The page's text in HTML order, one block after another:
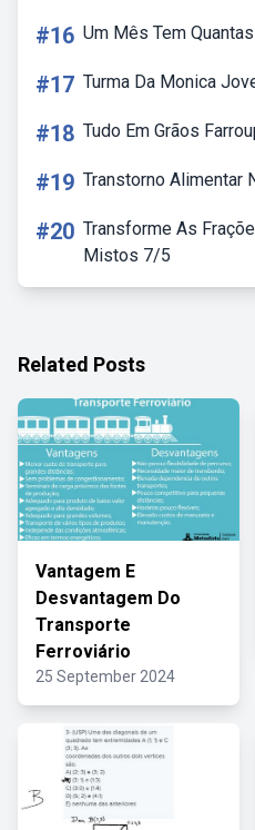
#16 Um Mês Tem
#17 Turma Da Monica
#18 Tudo Em Grãos
#19 Transtorno Alimentar
#20 Transforme As
Mistos 7/5
Related Posts
Vantagem E
Desvantagem Do
Transporte
Ferroviário
25 September 2024